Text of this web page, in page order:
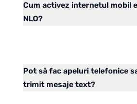
Cum activez internetul mobil
NLO?
Pot să fac apeluri telefonice
trimit mesaje text?